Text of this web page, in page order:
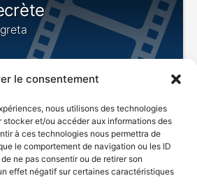
le consentement
nous utilisons des technologies
stocker et/ou accéder aux informations des
à ces technologies nous permettra de
le comportement de navigation ou les ID
ne pas consentir ou de retirer son
effet négatif sur certaines caractéristiques